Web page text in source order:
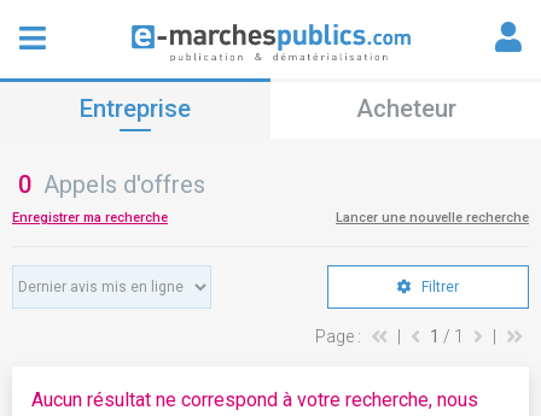
Entreprise Acheteur
0 Appels d'offres
Enregistrer ma recherche Lancer une nouvelle recherche
Filtrer
Page : 1 / 1
Aucun résultat ne correspond à votre recherche, nous